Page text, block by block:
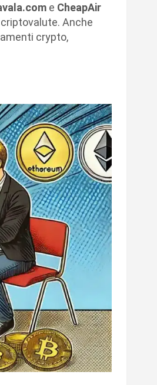
e CheapAir
Anche
crypto,